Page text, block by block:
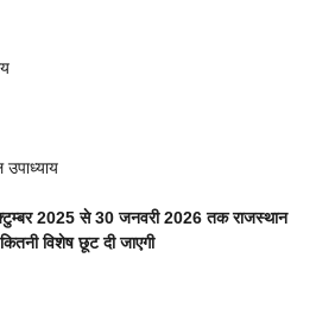
2025 से 30 जनवरी 2026 तक राजस्थान
विशेष छूट दी जाएगी